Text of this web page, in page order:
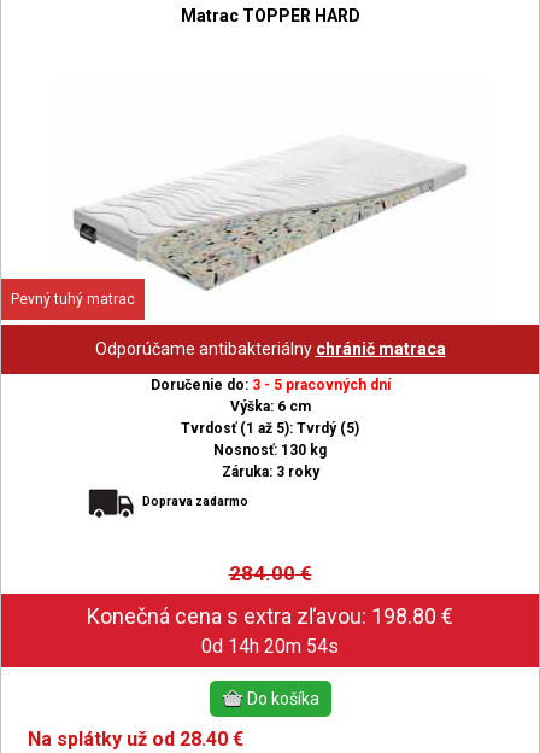
Matrac TOPPER HARD
Pevný tuhý matrac
Odporúčame antibakteriálny chránič matraca
Doručenie do: 3 - 5 pracovných dní
Výška: 6 cm
Tvrdosť (1 až 5): Tvrdý (5)
Nosnosť: 130 kg
Záruka: 3 roky
Doprava zadarmo
284.00€
0d 14h 20m 53s
Na splátky už od 28.40 €